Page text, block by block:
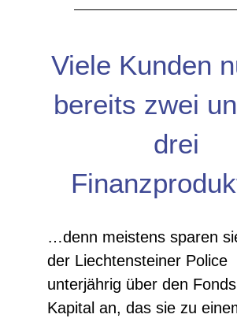
Viele Kunden
bereits zwei
drei
…denn meistens sparen
der Liechtensteiner Police
unterjährig über den
Kapital an, das sie zu